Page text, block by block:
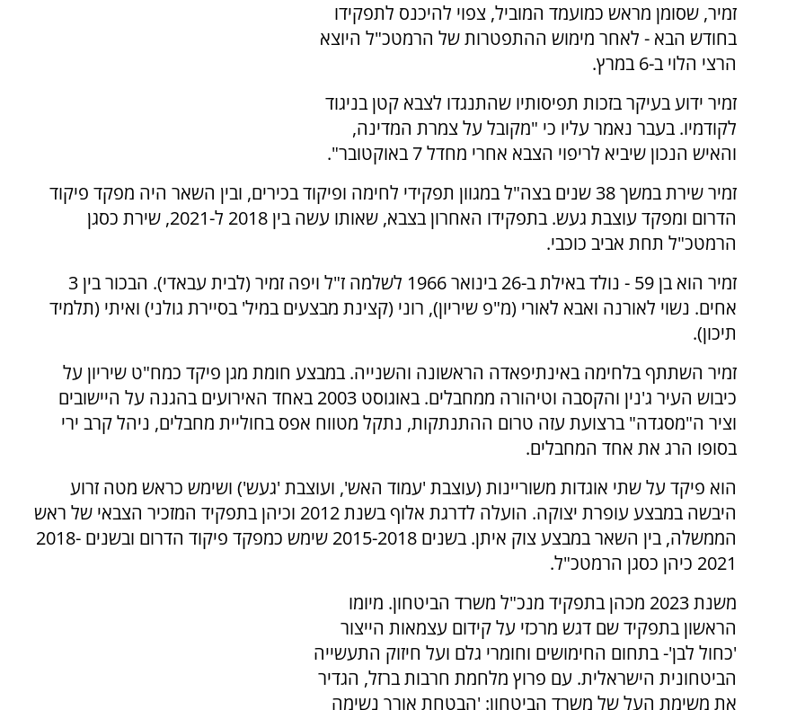
זמיר, שסומן מראש כמועמד המוביל, צפוי להיכנס לתפקידו
בחודש הבא - לאחר מימוש ההתפטרות של הרמטכ"ל היוצא
הרצי הלוי ב-6 במרץ.
זמיר ידוע בעיקר בזכות תפיסותיו שהתנגדו לצבא קטן בניגוד
לקודמיו. בעבר נאמר עליו כי "מקובל על צמרת המדינה,
והאיש הנכון שיביא לריפוי הצבא אחרי מחדל 7 באוקטובר".
זמיר שירת במשך 38 שנים בצה"ל במגוון תפקידי לחימה ופיקוד בכירים, ובין השאר היה מפקד פיקוד
הדרום ומפקד עוצבת געש. בתפקידו האחרון בצבא, שאותו עשה בין 2018 ל-2021, שירת כסגן
הרמטכ"ל תחת אביב כוכבי.
זמיר הוא בן 59 -
נולד באילת ב-26 בינואר 1966 לשלמה ז"ל ויפה זמיר (לבית עבאדי). הבכור בין 3
אחים. נשוי לאורנה ואבא לאורי (מ"פ שיריון), רוני (קצינת מבצעים במיל' בסיירת גולני) ואיתי (תלמיד
תיכון).
זמיר השתתף בלחימה באינתיפאדה הראשונה והשנייה. במבצע חומת מגן פיקד כמח"ט שיריון על
כיבוש העיר ג'נין והקסבה וטיהורה ממחבלים.
באוגוסט 2003 באחד האירועים בהגנה על היישובים
וציר ה"מסגדה" ברצועת עזה טרום ההתנתקות, נתקל מטווח אפס בחוליית מחבלים, ניהל קרב ירי
בסופו הרג את אחד המחבלים.
הוא פיקד על שתי אוגדות משוריינות (עוצבת 'עמוד האש', ועוצבת 'געש') ושימש כראש מטה זרוע
היבשה במבצע עופרת יצוקה. הועלה לדרגת אלוף בשנת 2012 וכיהן בתפקיד המזכיר הצבאי של ראש
הממשלה, בין השאר במבצע צוק איתן. בשנים 2015-2018 שימש כמפקד פיקוד הדרום ובשנים 2018-
2021 כיהן כסגן הרמטכ"ל.
משנת 2023 מכהן בתפקיד מנכ"ל משרד הביטחון. מיומו
הראשון בתפקיד שם דגש מרכזי על קידום עצמאות הייצור
'כחול לבן'- בתחום החימושים וחומרי גלם ועל חיזוק התעשייה
הביטחונית הישראלית. עם פרוץ מלחמת חרבות ברזל, הגדיר
את משימת העל של משרד הביטחון: 'הבטחת אורך נשימה